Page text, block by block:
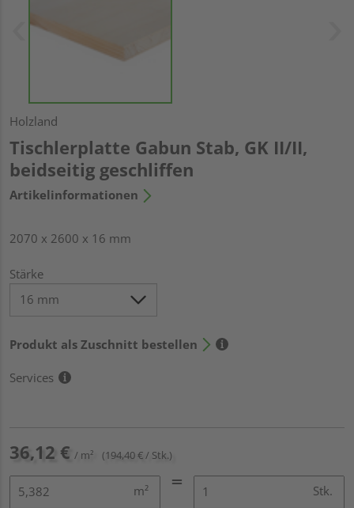
Holzland
Tischlerplatte Gabun Stab, GK II/II,
beidseitig geschliffen
Artikelinformationen
2070 x 2600 x 16 mm
Stärke
Produkt als Zuschnitt bestellen
Services
36,12 € / m² (194,40 € / Stk.)
m² Stk.